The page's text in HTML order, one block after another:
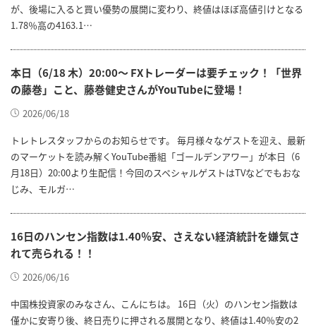
が、後場に入ると買い優勢の展開に変わり、終値はほぼ高値引けとなる
1.78％高の4163.1…
本日（6/18 木）20:00～ FXトレーダーは要チェック！「世界
の藤巻」こと、藤巻健史さんがYouTubeに登場！
2026/06/18
トレトレスタッフからのお知らせです。 毎月様々なゲストを迎え、最新
のマーケットを読み解くYouTube番組「ゴールデンアワー」が本日（6
月18日）20:00より生配信！今回のスペシャルゲストはTVなどでもおな
じみ、モルガ…
16日のハンセン指数は1.40％安、さえない経済統計を嫌気さ
れて売られる！！
2026/06/16
中国株投資家のみなさん、こんにちは。 16日（火）のハンセン指数は
僅かに安寄り後、終日売りに押される展開となり、終値は1.40％安の2